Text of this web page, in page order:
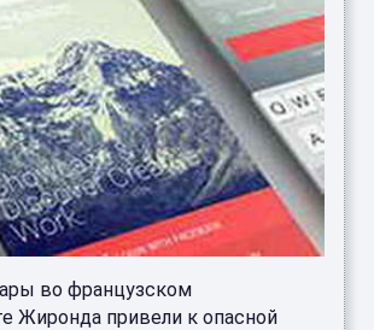
во французском
Жиронда привели к опасной